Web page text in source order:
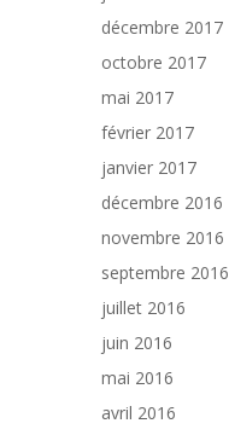
décembre 2017
octobre 2017
mai 2017
février 2017
janvier 2017
décembre 2016
novembre 2016
septembre 2016
juillet 2016
juin 2016
mai 2016
avril 2016